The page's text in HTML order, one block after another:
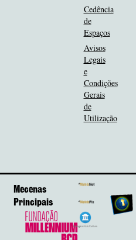
Cedência
de
Espaços
Avisos
Legais
e
Condições
Gerais
de
Utilização
Mecenas
Principais